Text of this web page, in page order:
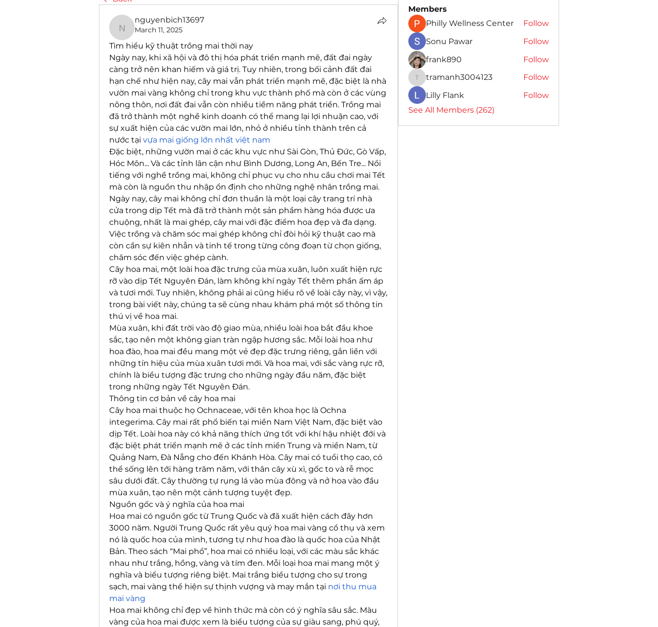
nguyenbich13697
nguyenbich13697
March 11, 2025
Tìm hiểu kỹ thuật trồng mai thời nay
Ngày nay, khi xã hội và đô thị hóa phát triển mạnh mẽ, đất đai ngày
càng trở nên khan hiếm và giá trị. Tuy nhiên, trong bối cảnh đất đai
hạn chế như hiện nay, cây mai vẫn phát triển mạnh mẽ, đặc biệt là nhà
vườn mai vàng không chỉ trong khu vực thành phố mà còn ở các vùng
nông thôn, nơi đất đai vẫn còn nhiều tiềm năng phát triển. Trồng mai
đã trở thành một nghề kinh doanh có thể mang lại lợi nhuận cao, với
sự xuất hiện của các vườn mai lớn, nhỏ ở nhiều tỉnh thành trên cả
nước tại vựa mai giống lớn nhất việt nam
Đặc biệt, những vườn mai ở các khu vực như Sài Gòn, Thủ Đức, Gò Vấp,
Hóc Môn... Và các tỉnh lân cận như Bình Dương, Long An, Bến Tre... Nổi
tiếng với nghề trồng mai, không chỉ phục vụ cho nhu cầu chơi mai Tết
mà còn là nguồn thu nhập ổn định cho những nghệ nhân trồng mai.
Ngày nay, cây mai không chỉ đơn thuần là một loại cây trang trí nhà
cửa trong dịp Tết mà đã trở thành một sản phẩm hàng hóa được ưa
chuộng, nhất là mai ghép, cây mai với đặc điểm hoa đẹp và đa dạng.
Việc trồng và chăm sóc mai ghép không chỉ đòi hỏi kỹ thuật cao mà
còn cần sự kiên nhẫn và tinh tế trong từng công đoạn từ chọn giống,
chăm sóc đến việc ghép cành.
Cây hoa mai, một loài hoa đặc trưng của mùa xuân, luôn xuất hiện rực
rỡ vào dịp Tết Nguyên Đán, làm không khí ngày Tết thêm phần ấm áp
và tươi mới. Tuy nhiên, không phải ai cũng hiểu rõ về loài cây này, vì vậy,
trong bài viết này, chúng ta sẽ cùng nhau khám phá một số thông tin
thú vị về hoa mai.
Mùa xuân, khi đất trời vào độ giao mùa, nhiều loài hoa bắt đầu khoe
sắc, tạo nên một không gian tràn ngập hương sắc. Mỗi loài hoa như
hoa đào, hoa mai đều mang một vẻ đẹp đặc trưng riêng, gắn liền với
những tín hiệu của mùa xuân tươi mới. Và hoa mai, với sắc vàng rực rỡ,
chính là biểu tượng đặc trưng cho những ngày đầu năm, đặc biệt
trong những ngày Tết Nguyên Đán.
Thông tin cơ bản về cây hoa mai
Cây hoa mai thuộc họ Ochnaceae, với tên khoa học là Ochna
integerima. Cây mai rất phổ biến tại miền Nam Việt Nam, đặc biệt vào
dịp Tết. Loài hoa này có khả năng thích ứng tốt với khí hậu nhiệt đới và
đặc biệt phát triển mạnh mẽ ở các tỉnh miền Trung và miền Nam, từ
Quảng Nam, Đà Nẵng cho đến Khánh Hòa. Cây mai có tuổi thọ cao, có
thể sống lên tới hàng trăm năm, với thân cây xù xì, gốc to và rễ mọc
sâu dưới đất. Cây thường tự rụng lá vào mùa đông và nở hoa vào đầu
mùa xuân, tạo nên một cảnh tượng tuyệt đẹp.
Nguồn gốc và ý nghĩa của hoa mai
Hoa mai có nguồn gốc từ Trung Quốc và đã xuất hiện cách đây hơn
3000 năm. Người Trung Quốc rất yêu quý hoa mai vàng cổ thụ và xem
nó là quốc hoa của mình, tương tự như hoa đào là quốc hoa của Nhật
Bản. Theo sách “Mai phổ”, hoa mai có nhiều loại, với các màu sắc khác
nhau như trắng, hồng, vàng và tím đen. Mỗi loại hoa mai mang một ý
nghĩa và biểu tượng riêng biệt. Mai trắng biểu tượng cho sự trong
sạch, mai vàng thể hiện sự thịnh vượng và may mắn tại nơi thu mua
mai vàng
Hoa mai không chỉ đẹp về hình thức mà còn có ý nghĩa sâu sắc. Màu
vàng của hoa mai được xem là biểu tượng của sự giàu sang, phú quý,
Members
Philly Wellness Center
Follow
Sonu Pawar
Follow
frank890
Follow
tramanh3004123
tramanh3004123
Follow
Lilly Flank
Follow
See All Members (262)